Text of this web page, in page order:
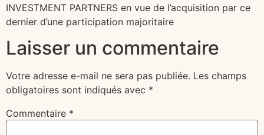
INVESTMENT PARTNERS en vue de l’acquisition par ce
dernier d’une participation majoritaire
Laisser un commentaire
Votre adresse e-mail ne sera pas publiée. Les champs
obligatoires sont indiqués avec *
Commentaire *